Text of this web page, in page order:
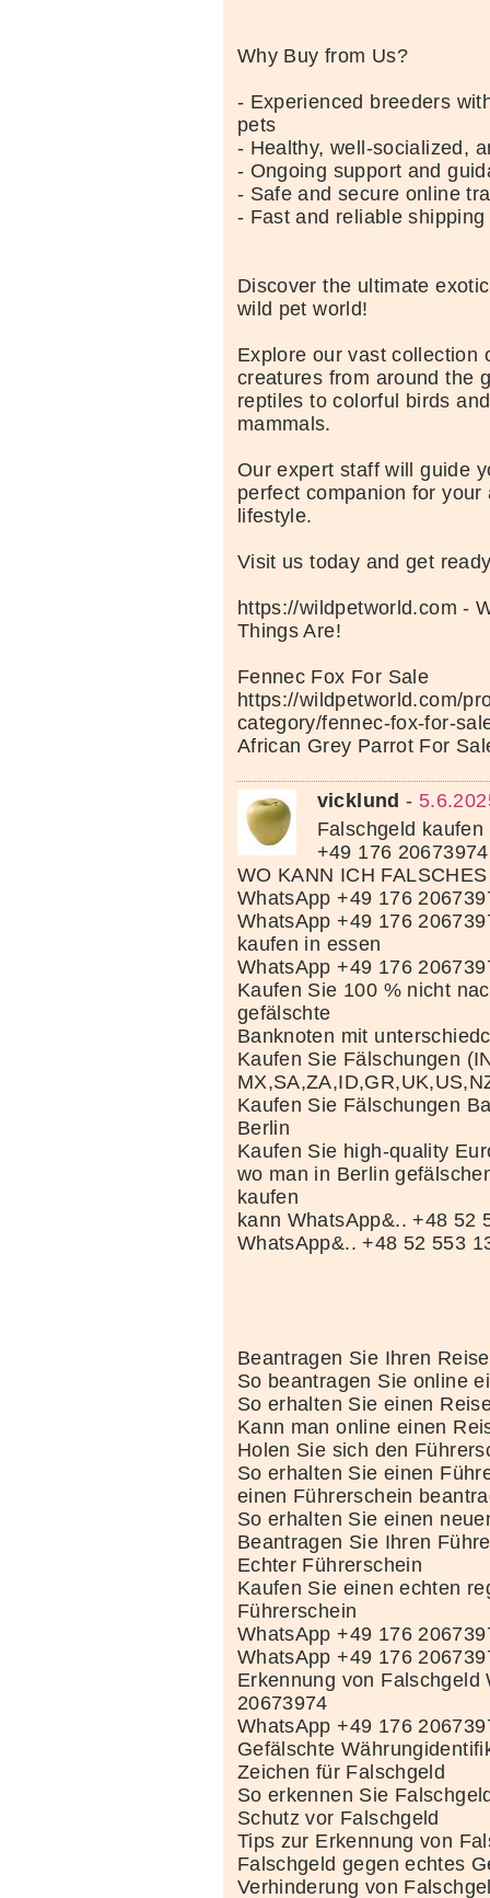
Why Buy from Us?
- Experienced breeders
pets
- Healthy, well-socialized,
- Ongoing support and
- Safe and secure online
- Fast and reliable shipping
Discover the ultimate
wild pet world!
Explore our vast collection
creatures from around the
reptiles to colorful birds
mammals.
Our expert staff will guide
perfect companion for your
lifestyle.
Visit us today and get
https://wildpetworld.com -
Things Are!
Fennec Fox For Sale
https://wildpetworld.com/
category/fennec-fox-for-
African Grey Parrot For
vicklund -
Falschgeld
+49 176
WO KANN ICH
WhatsApp +49 176
WhatsApp +49 176
kaufen in essen
WhatsApp +49 176
Kaufen Sie 100 % nicht
gefälschte
Banknoten mit
Kaufen Sie Fälschungen
Kaufen Sie Fälschungen
Berlin
Kaufen Sie high-quality
wo man in Berlin
kaufen
kann WhatsApp&.. +48 52
WhatsApp&.. +48 52 553
Beantragen Sie Ihren
So beantragen Sie online
So erhalten Sie einen
Kann man online einen
Holen Sie sich den
So erhalten Sie einen
einen Führerschein
So erhalten Sie einen
Beantragen Sie Ihren
Echter Führerschein
Kaufen Sie einen echten
Führerschein
WhatsApp +49 176
WhatsApp +49 176
Erkennung von Falschgeld
20673974
WhatsApp +49 176
Gefälschte
Zeichen für Falschgeld
So erkennen Sie
Schutz vor Falschgeld
Tips zur Erkennung von
Falschgeld gegen echtes
Verhinderung von